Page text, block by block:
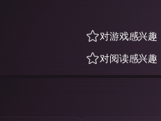
对游戏感兴趣
对阅读感兴趣